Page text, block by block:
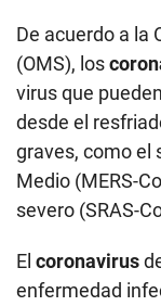
De acuerdo a la
(OMS), los
virus que
desde el
graves, como el
Medio (MERS-
severo (SRAS-
El coronavirus
enfermedad